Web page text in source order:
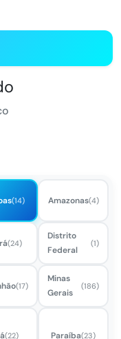
(14) Amazonas(4)
(24)
Distrito
Federal
(1)
(17)
Minas
Gerais
(186)
(22) Paraíba(23)